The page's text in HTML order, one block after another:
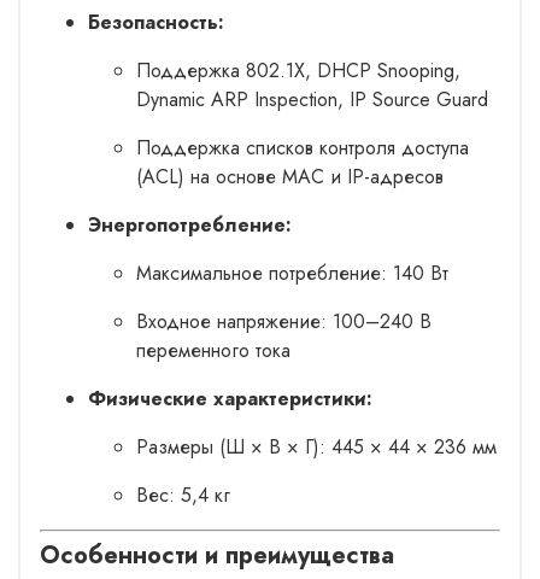
Безопасность:
Поддержка 802.1X, DHCP Snooping,
Dynamic ARP Inspection, IP Source Guard
Поддержка списков контроля доступа
(ACL) на основе MAC и IP-адресов
Энергопотребление:
Максимальное потребление: 140 Вт
Входное напряжение: 100–240 В
переменного тока
Физические характеристики:
Размеры (Ш × В × Г): 445 × 44 × 236 мм
Вес: 5,4 кг
Особенности и преимущества